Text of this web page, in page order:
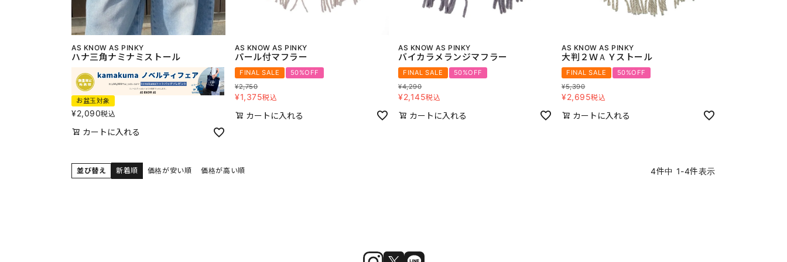
AS KNOW AS PINKY
ハナ三角ナミナミストール
お盆玉対象
¥2,090税込
カートに入れる
AS KNOW AS PINKY
パール付マフラー
FINAL SALE
50%OFF
¥2,750
¥1,375税込
カートに入れる
AS KNOW AS PINKY
バイカラメランジマフラー
FINAL SALE
50%OFF
¥4,290
¥2,145税込
カートに入れる
AS KNOW AS PINKY
大判２ＷＡＹストール
FINAL SALE
50%OFF
¥5,390
¥2,695税込
カートに入れる
並び替え 新着順 価格が安い順 価格が高い順 4件中 1-4件表示